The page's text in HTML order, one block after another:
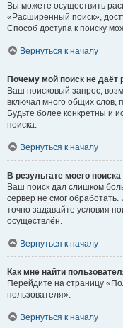
Вы можете осуществить
«Расширенный поиск»,
Способ доступа к поиску
Вернуться к началу
Почему мой поиск не даёт
Ваш поисковый запрос,
включал много общих слов,
Будьте более конкретны и
поиска.
Вернуться к началу
В результате моего
Ваш поиск дал слишком
сервер не смог
точно задавайте условия
осуществлён.
Вернуться к началу
Как мне найти
Перейдите на страницу
пользователя».
Вернуться к началу